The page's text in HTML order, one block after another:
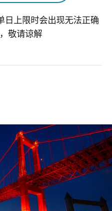
日上限时会出现无法正确
敬请谅解